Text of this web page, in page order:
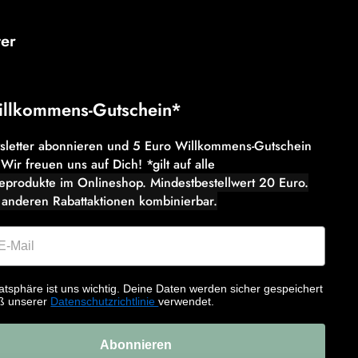
Gutschein*
abonnieren und 5 Euro Willkommens-Gutschein
freuen uns auf Dich! *gilt auf alle
im Onlineshop. Mindestbestellwert 20 Euro.
Rabattaktionen kombinierbar.
ist uns wichtig. Deine Daten werden sicher gespeichert
unserer Datenschutzrichtlinieverwendet.
Abonnieren